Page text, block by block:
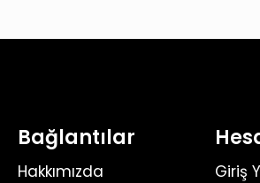
Bağlantılar
Hakkımızda
Giriş